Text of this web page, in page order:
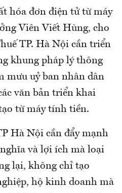
hóa đơn điện tử từ máy
Viên Viết Hùng, cho
TP. Hà Nội cần triển
khung pháp lý thông
mưu uỷ ban nhân dân
văn bản triển khai
từ máy tính tiền.
Hà Nội cần đẩy mạnh
và lợi ích mà loại
lại, không chỉ tạo
hộ kinh doanh mà